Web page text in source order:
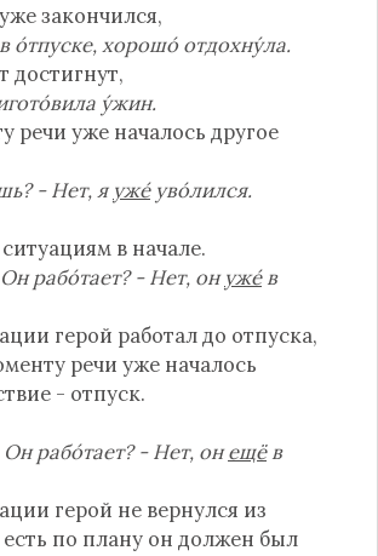
закончился,
о́тпуске, хорошо́ отдохну́ла.
достигнут,
у́жин.
речи уже началось другое
- Нет, я уже́уво́лился.
в начале.
Он рабо́тает? - Нет, онуже́в
герой работал до отпуска,
речи уже началось
- отпуск.
Он рабо́тает? - Нет, онещёв
герой не вернулся из
есть по плану он должен был